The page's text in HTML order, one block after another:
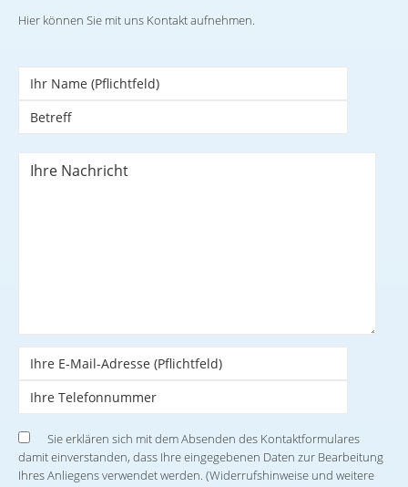
Hier können Sie mit uns Kontakt aufnehmen.
Sie erklären sich mit dem Absenden des Kontaktformulares
damit einverstanden, dass Ihre eingegebenen Daten zur Bearbeitung
Ihres Anliegens verwendet werden. (Widerrufshinweise und weitere